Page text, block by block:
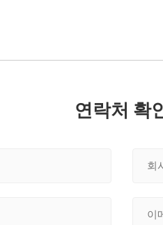
연락처 확